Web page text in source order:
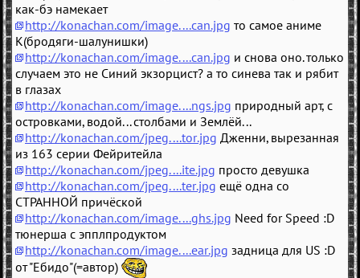
как-бэ намекает
http://konachan.com/image....can.jpg то самое аниме
К(бродяги-шалунишки)
http://konachan.com/image....can.jpg и снова оно. только
случаем это не Синий экзорцист? а то синева так и рябит
в глазах
http://konachan.com/image....ngs.jpg природный арт, с
островками, водой... столбами и Землёй...
http://konachan.com/jpeg....tor.jpg Дженни, вырезанная
из 163 серии Фейритейла
http://konachan.com/jpeg....ite.jpg просто девушка
http://konachan.com/jpeg....ter.jpg ещё одна со
СТРАННОЙ причёской
http://konachan.com/image....ghs.jpg Need for Speed :D
тюнерша с эпплпродуктом
http://konachan.com/image....ear.jpg задница для US :D
от "Ебидо"(=автор)